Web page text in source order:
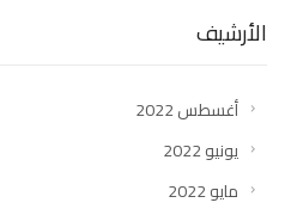
الأرشيف
أغسطس 2022
يونيو 2022
مايو 2022